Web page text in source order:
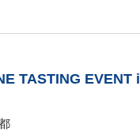
TASTING